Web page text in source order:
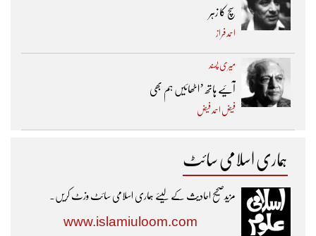
سچ کا زہر
احمد فراز
میری پسند
آئیے ہاتھ ’اٹھائیں ہم بھی
فیض احمد فیض
ہماری اسلامی سائٹ
مزیدصحیح احادیث کے لیئے ہماری اسلامی سائٹ وزٹ کریں۔
www.islamiuloom.com